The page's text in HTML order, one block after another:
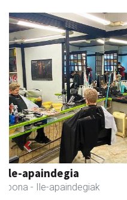
Eizmendi anaiak
Amasa-Villabona - Armategia
Previous